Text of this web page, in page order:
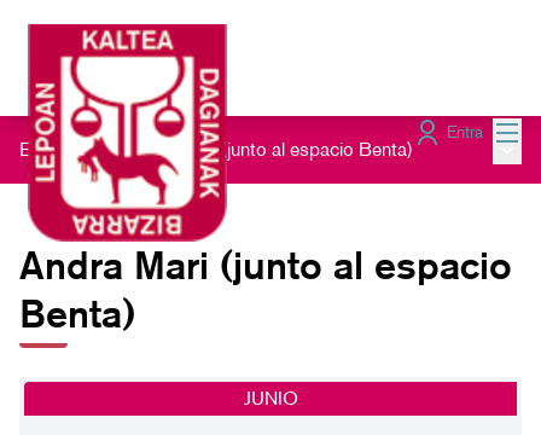
Entra
Encuentros / Andra Mari (junto al espacio Benta)
Andra Mari (junto al espacio
Benta)
JUNIO